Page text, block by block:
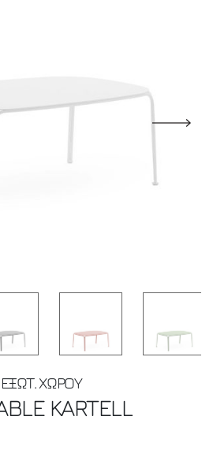
ΕΞΩΤ. ΧΩΡΟΥ
KARTELL